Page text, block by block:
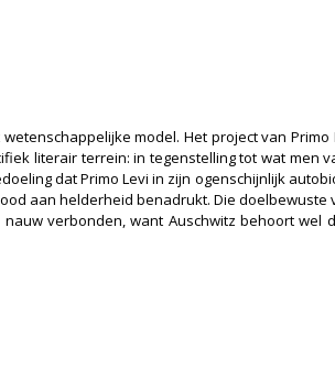
model. Het project van
literair terrein: in tegenstelling tot wat men
dat Primo Levi in zijn ogenschijnlijk
aan helderheid benadrukt. Die
verbonden, want Auschwitz behoort wel